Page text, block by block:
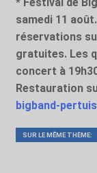
* Festival de
samedi 11
réservations
gratuites. Les
concert à
Restauration
bigband-
SUR LE MÊME THÈME: